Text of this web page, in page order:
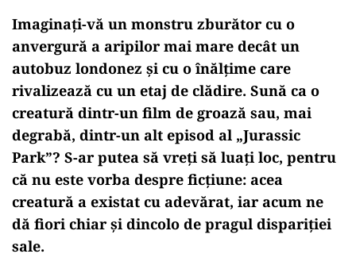
Imaginați-vă un monstru zburător cu o
anvergură a aripilor mai mare decât un
autobuz londonez și cu o înălțime care
rivalizează cu un etaj de clădire. Sună ca o
creatură dintr-un film de groază sau, mai
degrabă, dintr-un alt episod al „Jurassic
Park”? S-ar putea să vreți să luați loc, pentru
că nu este vorba despre ficțiune: acea
creatură a existat cu adevărat, iar acum ne
dă fiori chiar și dincolo de pragul dispariției
sale.